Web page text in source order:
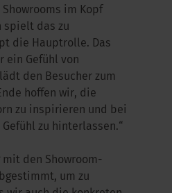
im Kopf
spielt das zu
die Hauptrolle. Das
ein Gefühl von
den Besucher zum
hoffen wir, die
zu inspirieren und bei
zu hinterlassen.“
mit den Showroom-
um zu